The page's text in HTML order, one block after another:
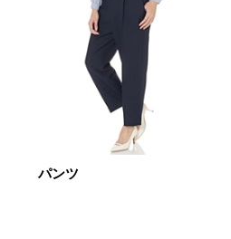
グレー
オレンジ
ピンク
パンツ